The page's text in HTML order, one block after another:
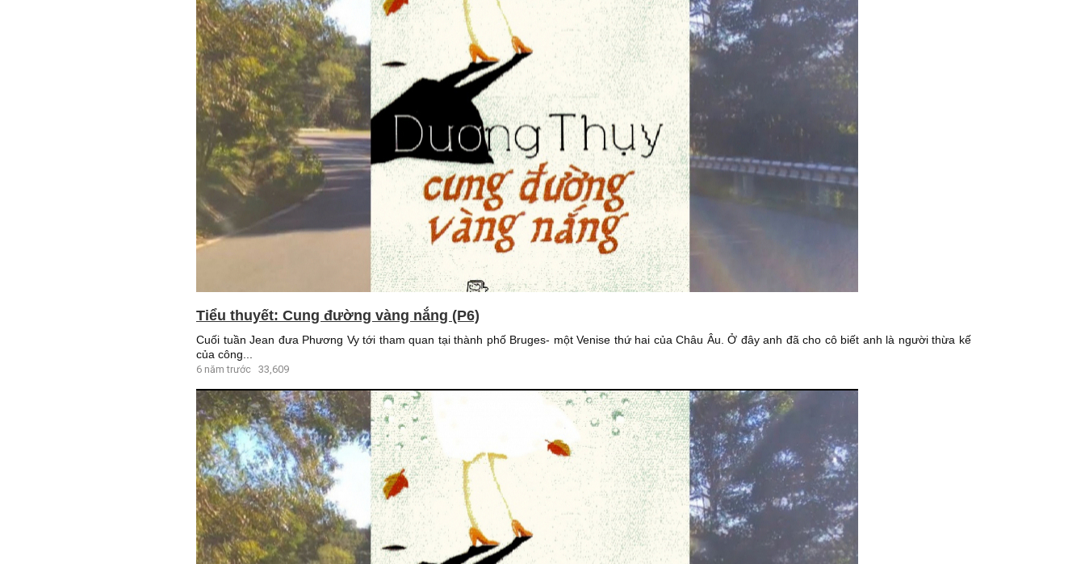
Tiểu thuyết: Cung đường vàng nắng (P6)
Cuối tuần Jean đưa Phương Vy tới tham quan tại thành phố Bruges- một Venise thứ hai của Châu Âu. Ở đây anh đã cho cô biết anh là người thừa kế
của công...
6 năm trước 33,609